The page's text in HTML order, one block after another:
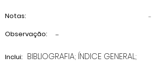
-
Notas:
Observação:
-
Inclui: BIBLIOGRAFIA; ÍNDICE GENERAL;